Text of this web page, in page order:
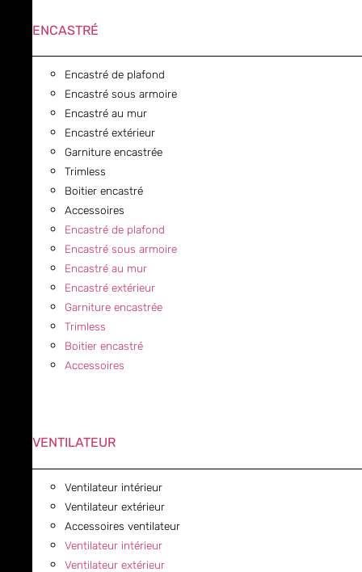
ENCASTRÉ
Encastré de plafond
Encastré sous armoire
Encastré au mur
Encastré extérieur
Garniture encastrée
Trimless
Boitier encastré
Accessoires
Encastré de plafond
Encastré sous armoire
Encastré au mur
Encastré extérieur
Garniture encastrée
Trimless
Boitier encastré
Accessoires
VENTILATEUR
Ventilateur intérieur
Ventilateur extérieur
Accessoires ventilateur
Ventilateur intérieur
Ventilateur extérieur